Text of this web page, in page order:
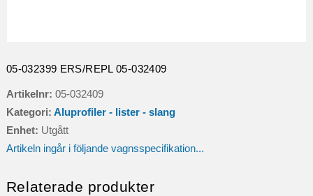
05-032399 ERS/REPL 05-032409
Artikelnr: 05-032409
Kategori: Aluprofiler - lister - slang
Enhet: Utgått
Artikeln ingår i följande vagnsspecifikation...
Relaterade produkter